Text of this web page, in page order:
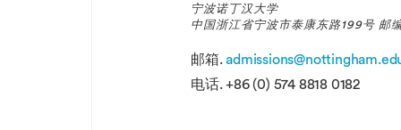
宁波诺丁汉大学
中国浙江省宁波市泰康东路199号 邮
邮箱.
电话.+86 (0) 574 8818 0182